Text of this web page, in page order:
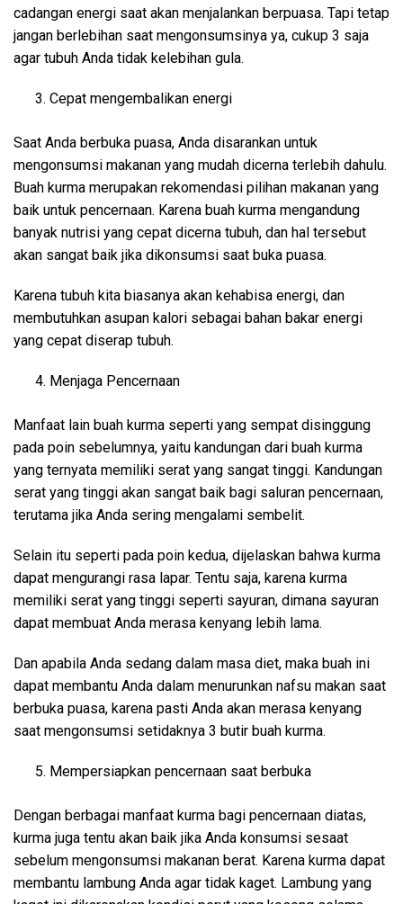
cadangan energi saat akan menjalankan berpuasa. Tapi tetap
jangan berlebihan saat mengonsumsinya ya, cukup 3 saja
agar tubuh Anda tidak kelebihan gula.
Cepat mengembalikan energi
Saat Anda berbuka puasa, Anda disarankan untuk
mengonsumsi makanan yang mudah dicerna terlebih dahulu.
Buah kurma merupakan rekomendasi pilihan makanan yang
baik untuk pencernaan. Karena buah kurma mengandung
banyak nutrisi yang cepat dicerna tubuh, dan hal tersebut
akan sangat baik jika dikonsumsi saat buka puasa.
Karena tubuh kita biasanya akan kehabisa energi, dan
membutuhkan asupan kalori sebagai bahan bakar energi
yang cepat diserap tubuh.
Menjaga Pencernaan
Manfaat lain buah kurma seperti yang sempat disinggung
pada poin sebelumnya, yaitu kandungan dari buah kurma
yang ternyata memiliki serat yang sangat tinggi. Kandungan
serat yang tinggi akan sangat baik bagi saluran pencernaan,
terutama jika Anda sering mengalami sembelit.
Selain itu seperti pada poin kedua, dijelaskan bahwa kurma
dapat mengurangi rasa lapar. Tentu saja, karena kurma
memiliki serat yang tinggi seperti sayuran, dimana sayuran
dapat membuat Anda merasa kenyang lebih lama.
Dan apabila Anda sedang dalam masa diet, maka buah ini
dapat membantu Anda dalam menurunkan nafsu makan saat
berbuka puasa, karena pasti Anda akan merasa kenyang
saat mengonsumsi setidaknya 3 butir buah kurma.
Mempersiapkan pencernaan saat berbuka
Dengan berbagai manfaat kurma bagi pencernaan diatas,
kurma juga tentu akan baik jika Anda konsumsi sesaat
sebelum mengonsumsi makanan berat. Karena kurma dapat
membantu lambung Anda agar tidak kaget. Lambung yang